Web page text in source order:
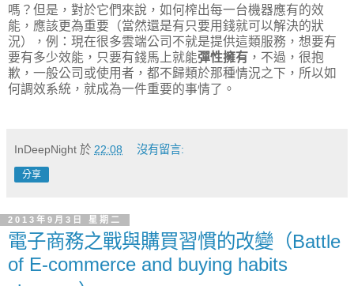
嗎？但是，對於它們來說，如何榨出每一台機器應有的效
能，應該更為重要（當然還是有只要用錢就可以解決的狀
況），例：現在很多雲端公司不就是提供這類服務，想要有
要有多少效能，只要有錢馬上就能彈性擁有 ，不過，很抱
歉，一般公司或使用者，都不歸類於那種情況之下，所以如
何調效系統，就成為一件重要的事情了。
InDeepNight 於 22:08 沒有留言:
分享
2013年9月3日 星期二
電子商務之戰與購買習慣的改變（Battle
of E-commerce and buying habits